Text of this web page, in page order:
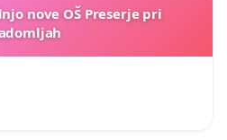
nove OŠ Preserje pri